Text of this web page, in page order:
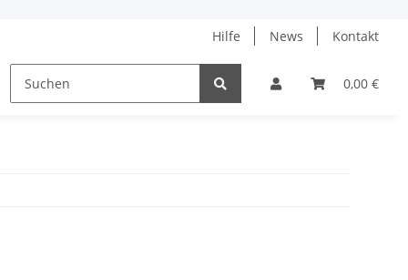
Hilfe News Kontakt
0,00 €
% Angebote % Tanja Steinbach